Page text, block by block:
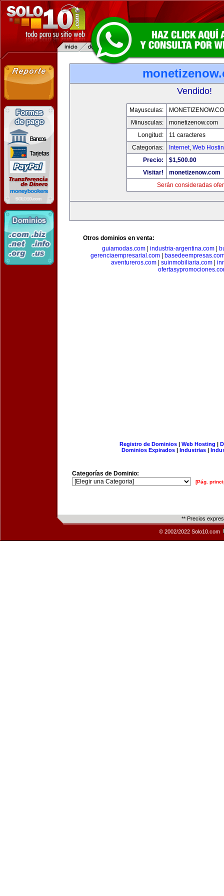
Vendido!
Mayusculas:
Minusculas:
monetizenow.com
Longitud:
11 caracteres
Categorias:
Internet, Web
Precio:
$1,500.00
Visitar!
monetizenow.com
Serán consideradas
Otros dominios en venta:
guiamodas.com| industria-argentina.com|
gerenciaempresarial.com|
aventureros.com| suinmobiliaria.com|
Registro de Dominios| Web Hosting |
Dominios Expirados | Industrias |
Categorías de Dominio:
[Pág.
** Precios
© 2002/2022 Solo10.com